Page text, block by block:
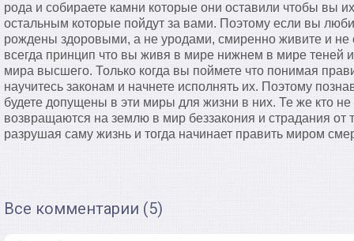
рода и собираете камни которые они оставили чтобы вы
остальным которые пойдут за вами. Поэтому если вы
рождены здоровыми, а не уродами, смиренно живите и не
всегда принцип что вы живя в мире нижнем в мире теней и
мира высшего. Только когда вы поймете что понимая
научитесь законам и начнете исполнять их. Поэтому
будете допущены в эти миры для жизни в них. Те же кто не
возвращаются на землю в мир беззакония и страдания от
разрушая саму жизнь и тогда начинает править миром
Все комментарии (5)